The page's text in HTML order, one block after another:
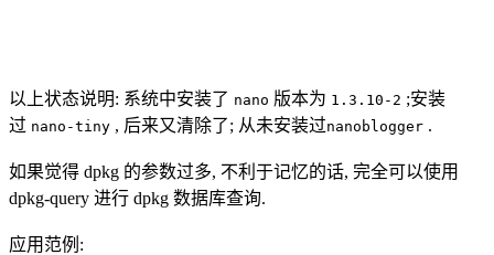
以上状态说明: 系统中安装了 nano 版本为 1.3.10-2 ;安装
过 nano-tiny , 后来又清除了; 从未安装过nanoblogger .
如果觉得 dpkg 的参数过多, 不利于记忆的话, 完全可以使用
dpkg-query 进行 dpkg 数据库查询.
应用范例: